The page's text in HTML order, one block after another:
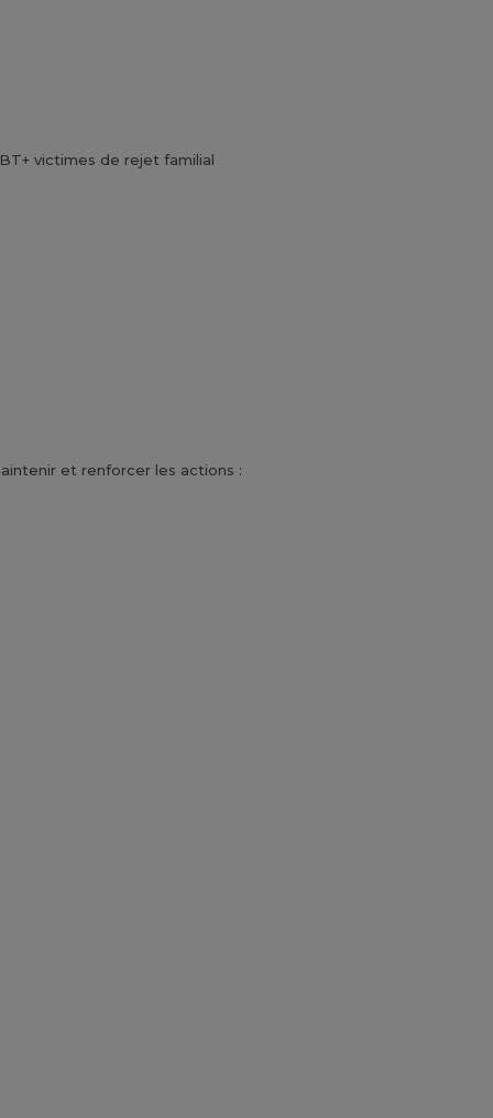
victimes de rejet familial
et renforcer les actions :